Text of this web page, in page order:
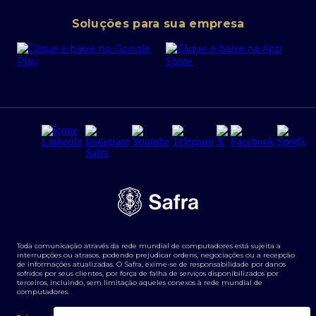
Portal da Privacidade
PRSAC
Regras e Parâmetros de Atuação Banco Safra
Segurança da Informação
Tarifas e serviços Pessoa Física
Transparência de remuneração
Termos e Condições para Portabilidade de Investimento
Cartão Safra Empresas
Empréstimo e financiamentos PJ
Derivativos
Agronegócios
Soluções para sua empresa
Toda comunicação através da rede mundial de computadores está sujeita a
interrupções ou atrasos, podendo prejudicar ordens, negociações ou a recepção
de informações atualizadas. O Safra, exime-se de responsabilidade por danos
sofridos por seus clientes, por força de falha de serviços disponibilizados por
terceiros, incluindo, sem limitação aqueles conexos à rede mundial de
computadores.